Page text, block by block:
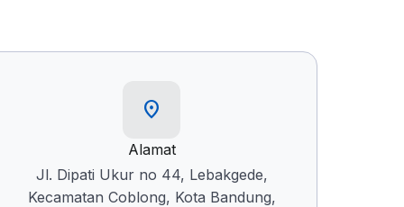
location_on
Alamat
Jl. Dipati Ukur no 44, Lebakgede,
Kecamatan Coblong, Kota Bandung,